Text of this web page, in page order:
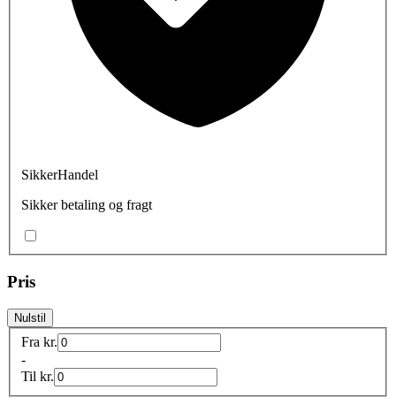
SikkerHandel
Sikker betaling og fragt
Pris
Nulstil
Fra kr.
-
Til kr.